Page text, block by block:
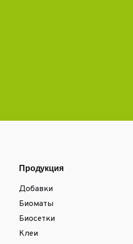
Продукция
Добавки
Биоматы
Биосетки
Клеи